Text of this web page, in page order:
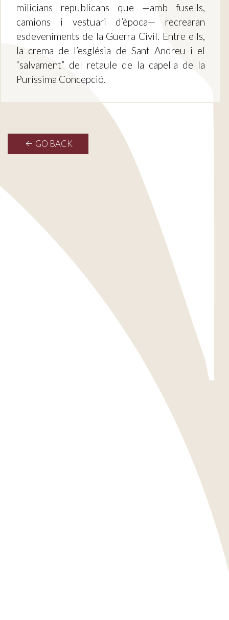
milicians republicans que —amb fusells,
camions i vestuari d’època— recrearan
esdeveniments de la Guerra Civil. Entre ells,
la crema de l’església de Sant Andreu i el
“salvament” del retaule de la capella de la
Puríssima Concepció.
GO BACK